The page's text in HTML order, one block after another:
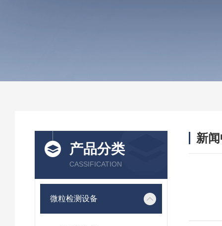
产品分类
CASSIFICATION
微粒检测设备
新